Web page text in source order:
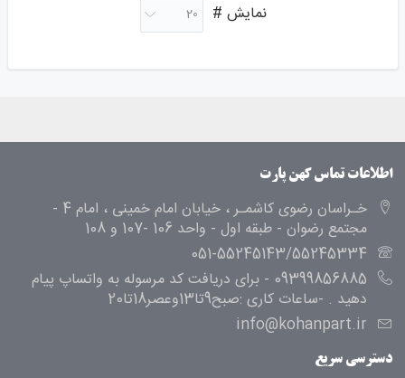
نمایش #
اطلاعات تماس کهن پارت
خـراسان رضوی کاشمـر ، خیابان امام خمینی ، امام 4 -
مجتمع رضوان - طبقه اول - واحد 106 -107 و 108
051-55245143/55245334
09399856885 - برای دریافت کد مرسوله به واتساپ پیام
دهید . -ساعات کاری :صبح9تا13وعصر18تا20
info@kohanpart.ir
دسترسی سریع